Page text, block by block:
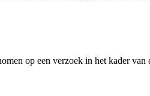
op een verzoek in het kader